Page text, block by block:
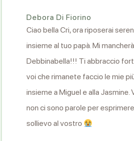
Debora Di Fiorino
Ciao bella Cri, ora riposerai
insieme al tuo papà. Mi
Debbinabella!!! Ti abbraccio
voi che rimanete faccio le mie
insieme a Miguel e alla
non ci sono parole per
sollievo al vostro